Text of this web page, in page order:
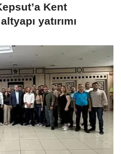
Kent
yatırımı